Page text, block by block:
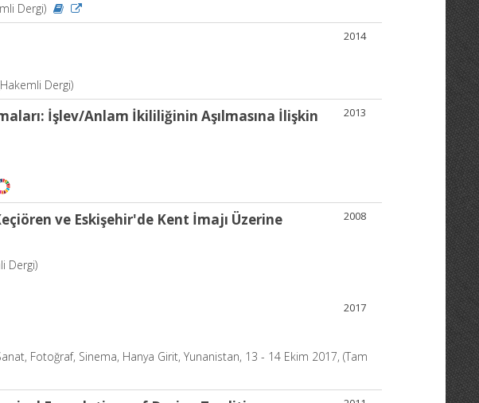
Dergi)
2014
Dergi)
2013
İşlev/Anlam İkililiğinin Aşılmasına İlişkin
2008
ve Eskişehir'de Kent İmajı Üzerine
Dergi)
2017
Fotoğraf, Sinema, Hanya Girit, Yunanistan, 13 - 14 Ekim 2017, (Tam